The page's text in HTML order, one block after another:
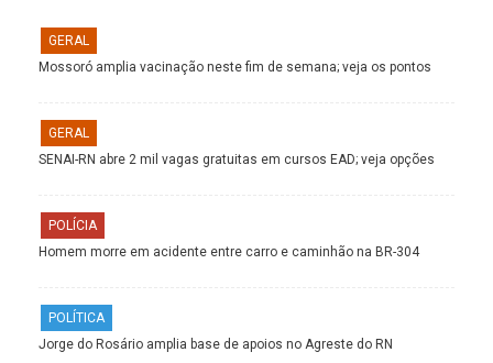
GERAL
Mossoró amplia vacinação neste fim de semana; veja os pontos
GERAL
SENAI-RN abre 2 mil vagas gratuitas em cursos EAD; veja opções
POLÍCIA
Homem morre em acidente entre carro e caminhão na BR-304
POLÍTICA
Jorge do Rosário amplia base de apoios no Agreste do RN